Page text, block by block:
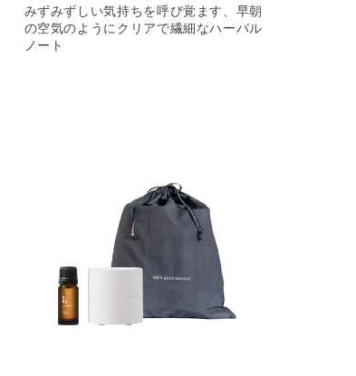
みずみずしい気持ちを呼び覚ます、早朝
の空気のようにクリアで繊細なハーバル
ノート